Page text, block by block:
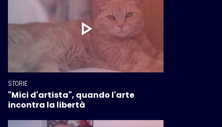
STORIE
"Mici d'artista", quando l'arte
incontra la libertà